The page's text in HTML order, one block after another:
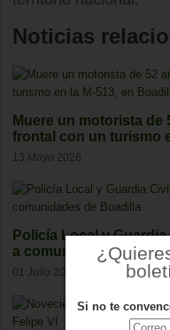
Noticias
Muere un motorista
frontal con un turismo
13 Mayo 2026
Policía Local y
a comunidades de
01 Julio 2026
Si no te